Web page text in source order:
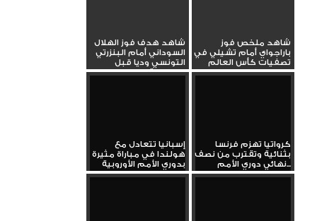
شاهد ملخص فوز
باراجواي أمام تشيلي في
تصفيات كأس العالم
شاهد هدف فوز الهلال
السوداني أمام البنزرتي
التونسي وديا قبل
مواجهة...
كرواتيا تهزم فرنسا
بثنائية وتقترب من نصف
نهائي دوري الأمم...
إسبانيا تتعادل مع
هولندا في مباراة مثيرة
بدوري الأمم الأوروبية